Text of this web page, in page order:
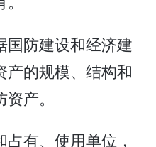
防建设和经济建
产的规模、结构和
产。
有、使用单位，